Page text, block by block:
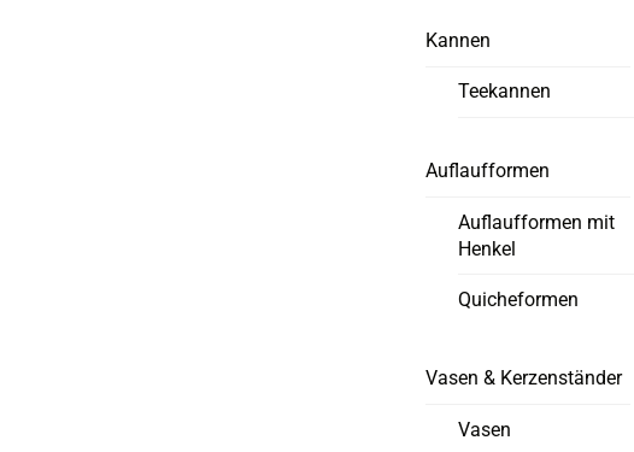
Kannen
Teekannen
Auflaufformen
Auflaufformen mit
Henkel
Quicheformen
Vasen & Kerzenständer
Vasen